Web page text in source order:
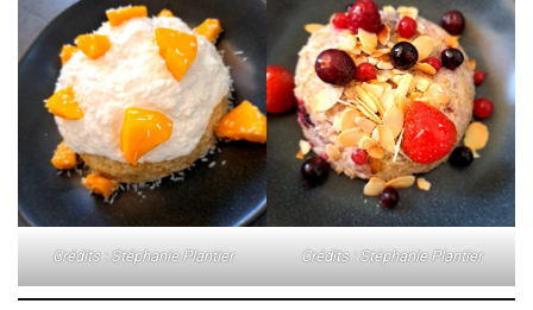
Crédits : Stéphanie Plantier Crédits : Stéphanie Plantier